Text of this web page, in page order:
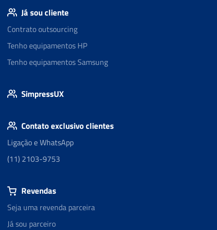
Já sou cliente
Contrato outsourcing
Tenho equipamentos HP
Tenho equipamentos Samsung
SimpressUX
Contato exclusivo clientes
Ligação e WhatsApp
(11) 2103-9753
Revendas
Seja uma revenda parceira
Já sou parceiro